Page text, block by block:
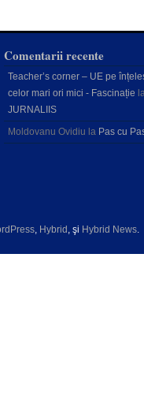
Comentarii recente
Teacher’s corner – UE pe
celor mari ori mici - Fascinație
JURNALIIS
Moldovanu Ovidiu la Pas cu
, Hybrid , şi Hybrid News.